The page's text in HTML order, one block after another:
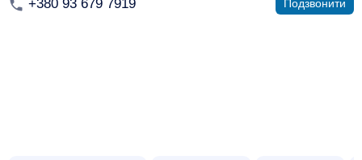
+380 93 679 7919 Подзвонити